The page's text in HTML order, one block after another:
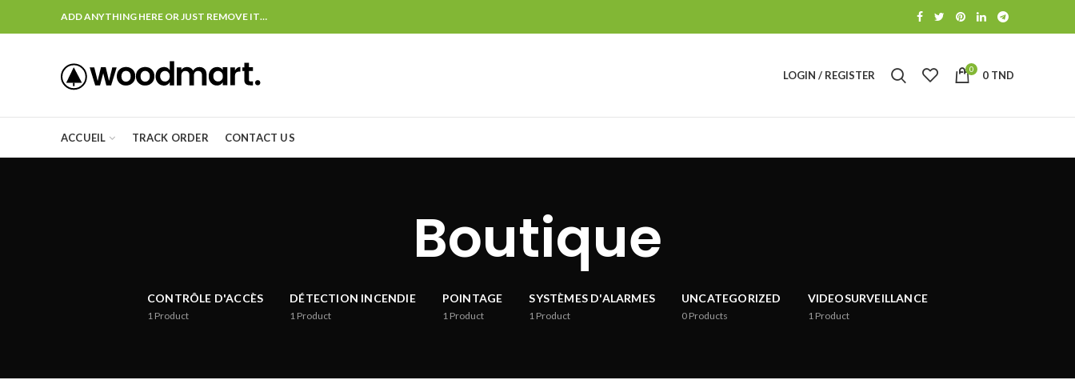
ADD ANYTHING HERE OR JUST REMOVE IT…
LOGIN / REGISTER 0 0 TND
ACCUEIL TRACK ORDER CONTACT US
Boutique
CONTRÔLE D'ACCÈS
1 Product
DÉTECTION INCENDIE
1 Product
POINTAGE
1 Product
SYSTÈMES D'ALARMES
1 Product
UNCATEGORIZED
0 Products
VIDEOSURVEILLANCE
1 Product